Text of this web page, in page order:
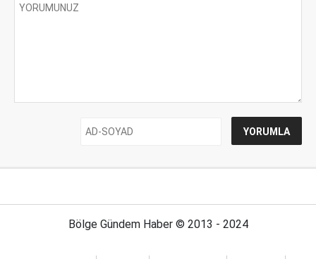
Bölge Gündem Haber © 2013 - 2024